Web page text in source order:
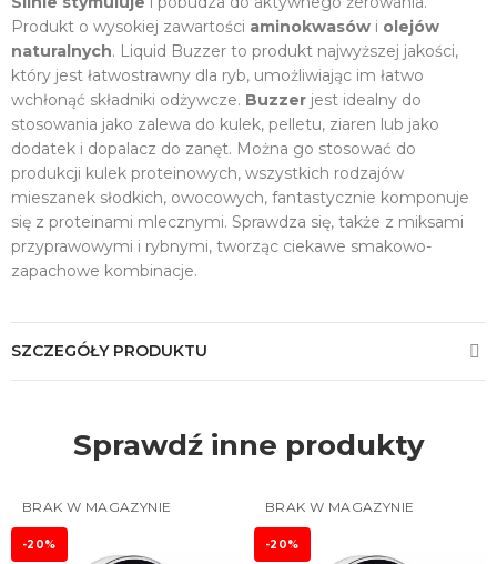
Produkt o wysokiej zawartości aminokwasów i olejów
naturalnych. Liquid Buzzer to produkt najwyższej jakości,
który jest łatwostrawny dla ryb, umożliwiając im łatwo
wchłonąć składniki odżywcze. Buzzer jest idealny do
stosowania jako zalewa do kulek, pelletu, ziaren lub jako
dodatek i dopalacz do zanęt. Można go stosować do
produkcji kulek proteinowych, wszystkich rodzajów
mieszanek słodkich, owocowych, fantastycznie komponuje
się z proteinami mlecznymi. Sprawdza się, także z miksami
przyprawowymi i rybnymi, tworząc ciekawe smakowo-
zapachowe kombinacje.
SZCZEGÓŁY PRODUKTU
Sprawdź inne produkty
BRAK W MAGAZYNIE
-20%
BRAK W MAGAZYNIE
-20%